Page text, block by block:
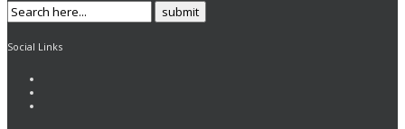
Social Links